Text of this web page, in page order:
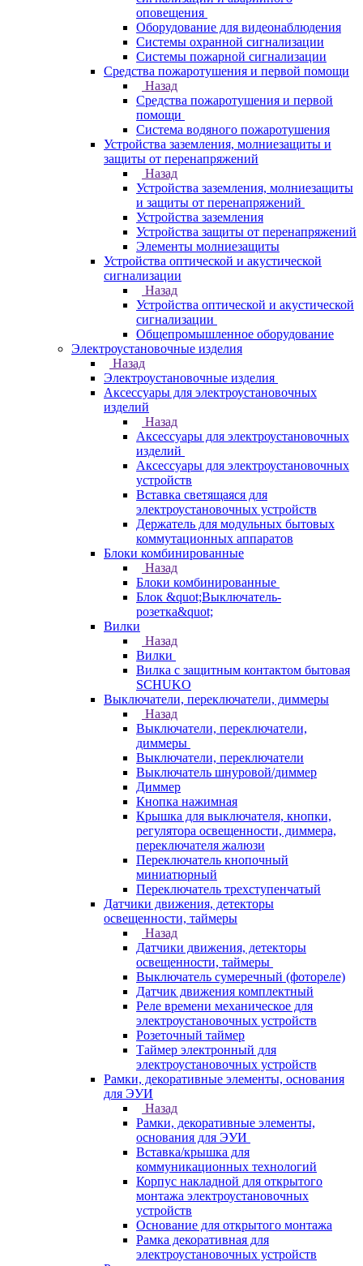
оповещения
Оборудование для видеонаблюдения
Системы охранной сигнализации
Системы пожарной сигнализации
Средства пожаротушения и первой помощи
Назад
Средства пожаротушения и первой
помощи
Система водяного пожаротушения
Устройства заземления, молниезащиты и
защиты от перенапряжений
Назад
Устройства заземления, молниезащиты
и защиты от перенапряжений
Устройства заземления
Устройства защиты от перенапряжений
Элементы молниезащиты
Устройства оптической и акустической
сигнализации
Назад
Устройства оптической и акустической
сигнализации
Общепромышленное оборудование
Электроустановочные изделия
Назад
Электроустановочные изделия
Аксессуары для электроустановочных
изделий
Назад
Аксессуары для электроустановочных
изделий
Аксессуары для электроустановочных
устройств
Вставка светящаяся для
электроустановочных устройств
Держатель для модульных бытовых
коммутационных аппаратов
Блоки комбинированные
Назад
Блоки комбинированные
Блок &quot;Выключатель-
розетка&quot;
Вилки
Назад
Вилки
Вилка с защитным контактом бытовая
SCHUKO
Выключатели, переключатели, диммеры
Назад
Выключатели, переключатели,
диммеры
Выключатели, переключатели
Выключатель шнуровой/диммер
Диммер
Кнопка нажимная
Крышка для выключателя, кнопки,
регулятора освещенности, диммера,
переключателя жалюзи
Переключатель кнопочный
миниатюрный
Переключатель трехступенчатый
Датчики движения, детекторы
освещенности, таймеры
Назад
Датчики движения, детекторы
освещенности, таймеры
Выключатель сумеречный (фотореле)
Датчик движения комплектный
Реле времени механическое для
электроустановочных устройств
Розеточный таймер
Таймер электронный для
электроустановочных устройств
Рамки, декоративные элементы, основания
для ЭУИ
Назад
Рамки, декоративные элементы,
основания для ЭУИ
Вставка/крышка для
коммуникационных технологий
Корпус накладной для открытого
монтажа электроустановочных
устройств
Основание для открытого монтажа
Рамка декоративная для
электроустановочных устройств